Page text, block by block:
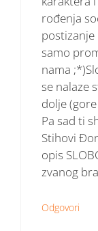
rođenja
postizanje
samo
nama
se nalaze
dolje
Pa sad ti
Stihovi
opis
zvanog
Odgovori